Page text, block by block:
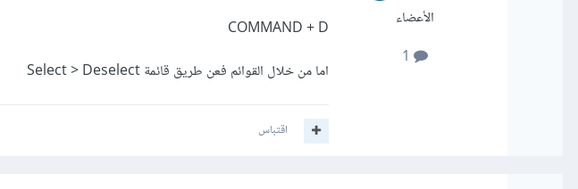
الأعضاء
COMMAND + D
اما من خلال القوائم فعن طريق قائمة Select > Deselect
اقتباس